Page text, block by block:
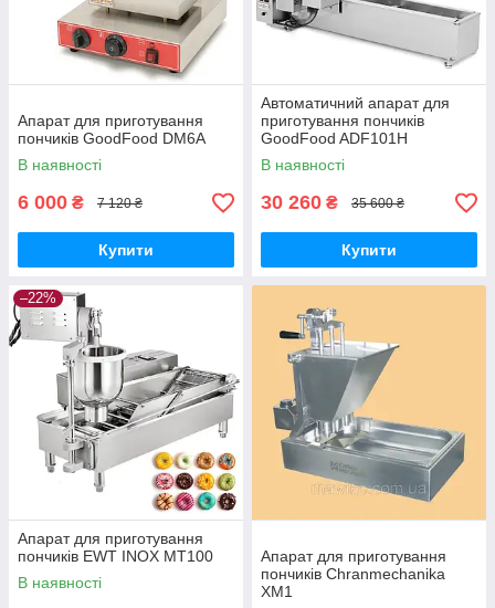
Апарат для приготування
пончиків GoodFood DM6A
В наявності
6 000 ₴ 7 120 ₴
Купити
Автоматичний апарат для
приготування пончиків
GoodFood ADF101H
В наявності
30 260 ₴ 35 600 ₴
Купити
–22%
Апарат для приготування
пончиків EWT INOX MT100
В наявності
Апарат для приготування
пончиків Chranmechanika
XM1